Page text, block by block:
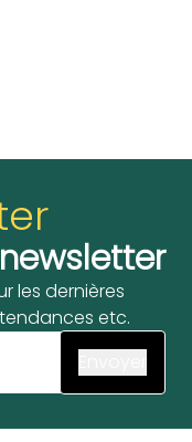
les dernières
etc.